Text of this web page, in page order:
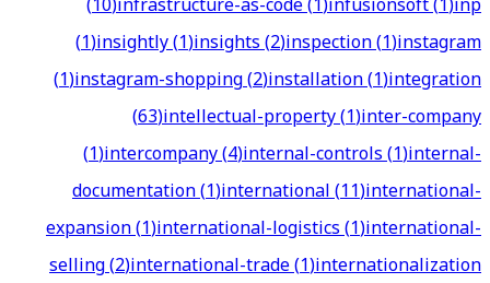
(1)insightly(1)insights(2)inspection(1)instagram
(1)instagram-shopping(2)installation(1)integration
(63)intellectual-property(1)inter-company
(1)intercompany(4)internal-controls(1)internal-
documentation(1)international(11)international-
expansion(1)international-logistics(1)international-
selling(2)international-trade(1)internationalization